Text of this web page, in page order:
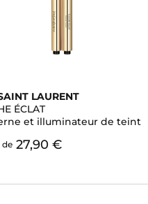
LAURENT
ÉCLAT
et illuminateur de teint
de 27,90 €